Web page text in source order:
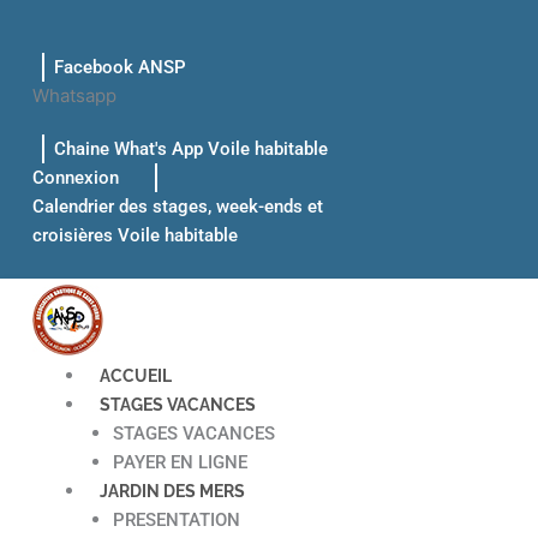
contenuFacebook ANSP
Whatsapp
Chaine What's App Voile habitable
Connexion
Calendrier des stages, week-ends et
croisières Voile habitable
ACCUEIL
STAGES VACANCES
STAGES VACANCES
PAYER EN LIGNE
JARDIN DES MERS
PRESENTATION